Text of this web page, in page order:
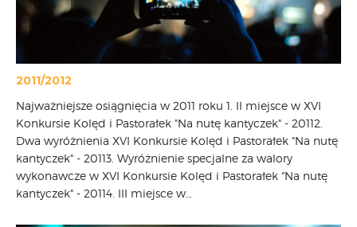
2011/2012
Najważniejsze osiągnięcia w 2011 roku 1. II miejsce w XVI
Konkursie Kolęd i Pastorałek "Na nutę kantyczek" - 20112.
Dwa wyróżnienia XVI Konkursie Kolęd i Pastorałek "Na nutę
kantyczek" - 20113. Wyróżnienie specjalne za walory
wykonawcze w XVI Konkursie Kolęd i Pastorałek "Na nutę
kantyczek" - 20114. III miejsce w…